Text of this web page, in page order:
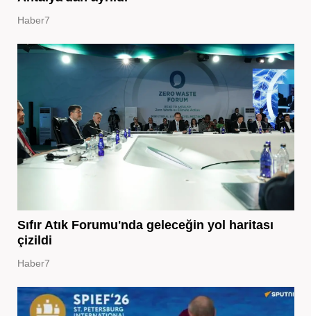
Haber7
Sıfır Atık Forumu'nda geleceğin yol haritası
çizildi
Haber7